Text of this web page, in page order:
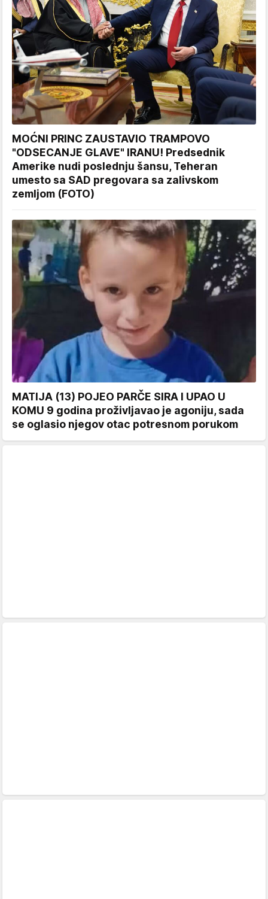
MOĆNI PRINC ZAUSTAVIO TRAMPOVO
"ODSECANJE GLAVE" IRANU! Predsednik
Amerike nudi poslednju šansu, Teheran
umesto sa SAD pregovara sa zalivskom
zemljom (FOTO)
MATIJA (13) POJEO PARČE SIRA I UPAO U
KOMU 9 godina proživljavao je agoniju, sada
se oglasio njegov otac potresnom porukom